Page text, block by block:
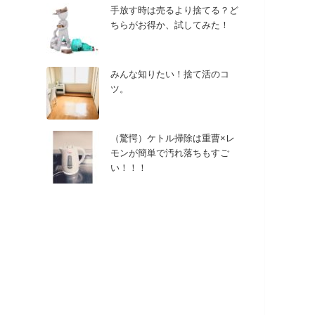
手放す時は売るより捨てる？ど
ちらがお得か、試してみた！
みんな知りたい！捨て活のコ
ツ。
（驚愕）ケトル掃除は重曹×レ
モンが簡単で汚れ落ちもすご
い！！！